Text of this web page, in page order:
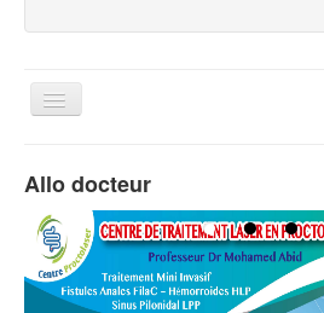
Basculer
Contact
Allo docteur